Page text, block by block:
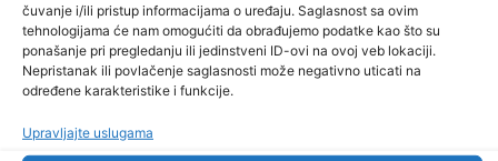
čuvanje i/ili pristup informacijama o uređaju. Saglasnost sa ovim
tehnologijama će nam omogućiti da obrađujemo podatke kao što su
ponašanje pri pregledanju ili jedinstveni ID-ovi na ovoj veb lokaciji.
Nepristanak ili povlačenje saglasnosti može negativno uticati na
određene karakteristike i funkcije.
Upravljajte uslugama